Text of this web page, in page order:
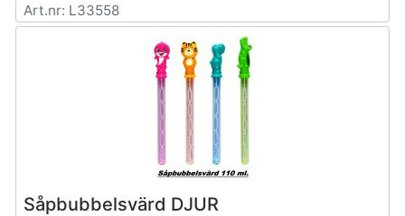
Art.nr: L33558
Såpbubbelsvärd DJUR